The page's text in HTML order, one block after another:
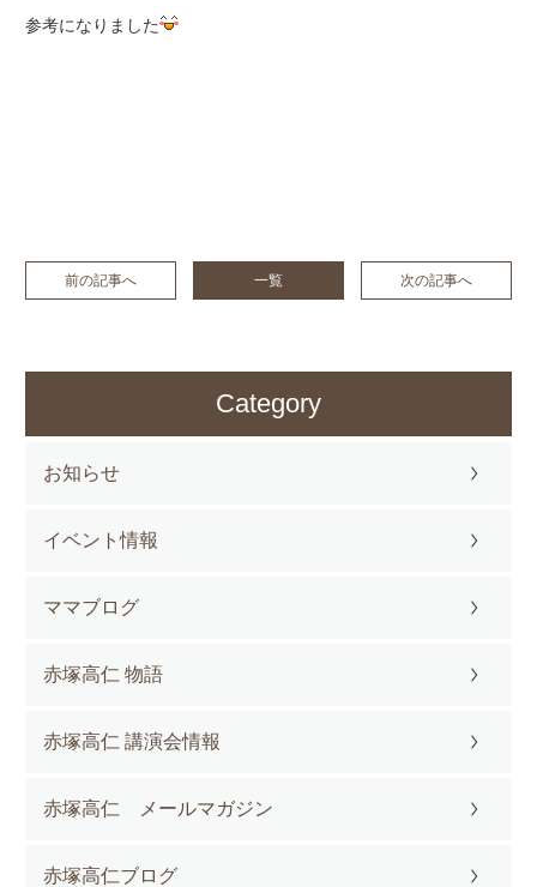
参考になりました
前の記事へ 一覧 次の記事へ
Category
お知らせ
イベント情報
ママブログ
赤塚高仁 物語
赤塚高仁 講演会情報
赤塚高仁 メールマガジン
赤塚高仁ブログ